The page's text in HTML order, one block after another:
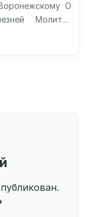
О
Молитва